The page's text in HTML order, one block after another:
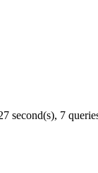
second(s), 7